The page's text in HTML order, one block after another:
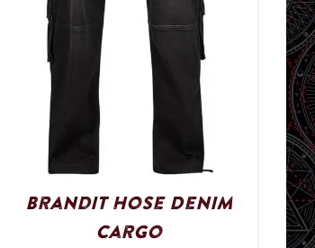
Brandit Hose Denim
Cargo